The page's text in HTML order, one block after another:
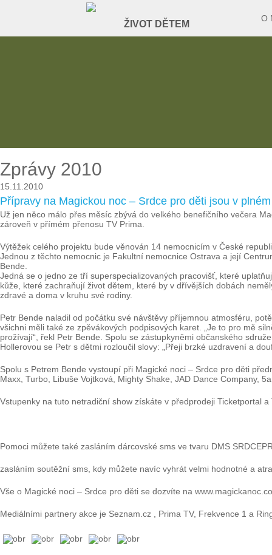
O
Zprávy 2010
15.11.2010
Přípravy na Magickou noc – Srdce pro děti jsou v
Už jen něco málo přes měsíc zbývá do velkého benefičního večera
zároveň v přímém přenosu TV Prima.
Výtěžek celého projektu bude věnován 14 nemocnicím v České
Jednou z těchto nemocnic je Fakultní nemocnice Ostrava a její
Bende.
Jedná se o jedno ze tří superspecializovaných pracovišť, které
kůže, které zachraňují život dětem, které by v dřívějších dobách
zdravé a doma v kruhu své rodiny.
Petr Bende naladil od počátku své návštěvy příjemnou atmosféru,
všichni měli také ze zpěvákových podpisových karet. „Je to pro mě
prožívají“, řekl Petr Bende. Spolu se zástupkyněmi občanského
Hollerovou se Petr s dětmi rozloučil slovy: „Přeji brzké uzdravení a
Spolu s Petrem Bende vystoupí při Magické noci – Srdce pro děti
Maxx, Turbo, Libuše Vojtková, Mighty Shake, JAD Dance Company,
Vstupenky na tuto netradiční show získáte v předprodeji Ticketportal a
Pomoci můžete také zasláním dárcovské sms ve tvaru DMS
zasláním soutěžní sms, kdy můžete navíc vyhrát velmi hodnotné a
Vše o Magické noci – Srdce pro děti se dozvíte na
Mediálními partnery akce je Seznam.cz , Prima TV, Frekvence 1 a